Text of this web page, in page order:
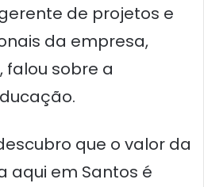
de projetos e
da empresa,
falou sobre a
que o valor da
aqui em Santos é